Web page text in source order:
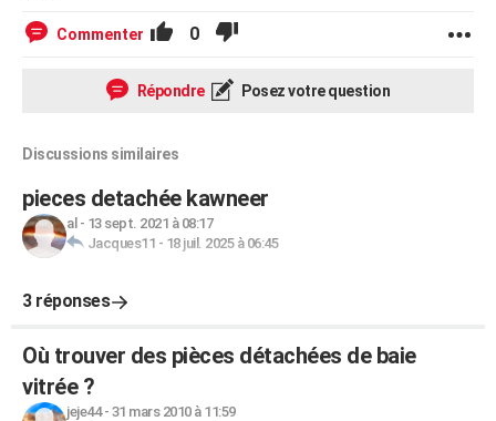
Commenter 0
Répondre Posez votre question
Discussions similaires
pieces detachée kawneer
al - 13 sept. 2021 à 08:17
Jacques11 - 18 juil. 2025 à 06:45
3 réponses
Où trouver des pièces détachées de baie
vitrée ?
jeje44- 31 mars 2010 à 11:59